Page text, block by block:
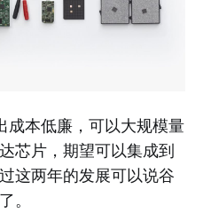
成本低廉，可以大规模量
芯片，期望可以集成到
这两年的发展可以说谷
。